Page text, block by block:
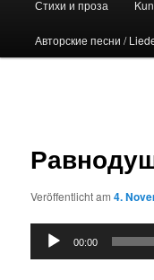
Стихи и проза
Авторские песни /
Veröffentlicht am4.
Audio-
Player
00:00